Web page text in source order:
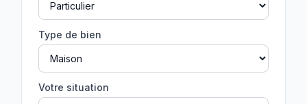
Type de bien
Votre situation